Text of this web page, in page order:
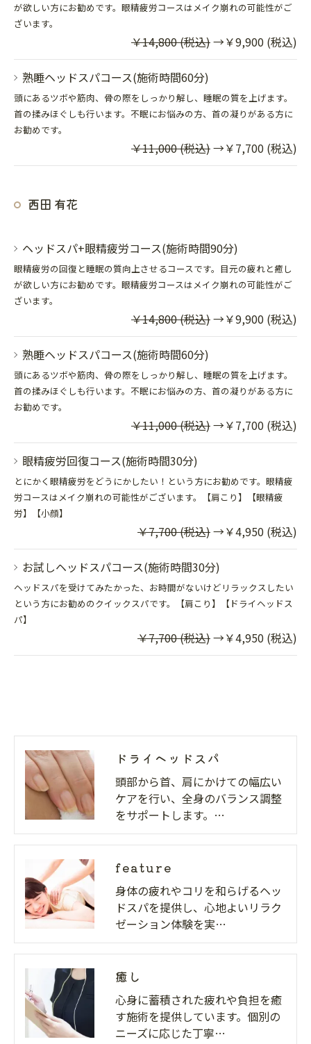
が欲しい方にお勧めです。眼精疲労コースはメイク崩れの可能性がご
ざいます。
￥14,800 (税込)→￥9,900 (税込)
熟睡ヘッドスパコース(施術時間60分)
頭にあるツボや筋肉、骨の際をしっかり解し、睡眠の質を上げます。
首の揉みほぐしも行います。不眠にお悩みの方、首の凝りがある方に
お勧めです。
￥11,000 (税込)→￥7,700 (税込)
西田 有花
ヘッドスパ+眼精疲労コース(施術時間90分)
眼精疲労の回復と睡眠の質向上させるコースです。目元の疲れと癒し
が欲しい方にお勧めです。眼精疲労コースはメイク崩れの可能性がご
ざいます。
￥14,800 (税込)→￥9,900 (税込)
熟睡ヘッドスパコース(施術時間60分)
頭にあるツボや筋肉、骨の際をしっかり解し、睡眠の質を上げます。
首の揉みほぐしも行います。不眠にお悩みの方、首の凝りがある方に
お勧めです。
￥11,000 (税込)→￥7,700 (税込)
眼精疲労回復コース(施術時間30分)
とにかく眼精疲労をどうにかしたい！という方にお勧めです。眼精疲
労コースはメイク崩れの可能性がございます。【肩こり】【眼精疲
労】【小顔】
￥7,700 (税込)→￥4,950 (税込)
お試しヘッドスパコース(施術時間30分)
ヘッドスパを受けてみたかった、お時間がないけどリラックスしたい
という方にお勧めのクイックスパです。【肩こり】【ドライヘッドス
パ】
￥7,700 (税込)→￥4,950 (税込)
ドライヘッドスパ
頭部から首、肩にかけての幅広い
ケアを行い、全身のバランス調整
をサポートします。…
feature
身体の疲れやコリを和らげるヘッ
ドスパを提供し、心地よいリラク
ゼーション体験を実…
癒し
心身に蓄積された疲れや負担を癒
す施術を提供しています。個別の
ニーズに応じた丁寧…